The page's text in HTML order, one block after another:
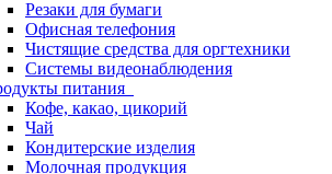
Резаки для бумаги
Офисная телефония
Чистящие средства для оргтехники
Системы видеонаблюдения
питания
Кофе, какао, цикорий
Чай
Кондитерские изделия
Молочная продукция